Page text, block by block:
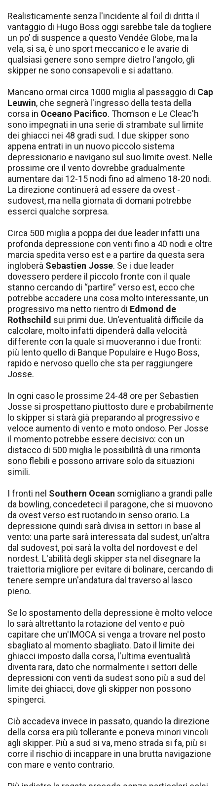
Realisticamente senza l'incidente al foil di dritta il
vantaggio di Hugo Boss oggi sarebbe tale da togliere
un po’ di suspence a questo Vendée Globe, ma la
vela, si sa, è uno sport meccanico e le avarie di
qualsiasi genere sono sempre dietro l'angolo, gli
skipper ne sono consapevoli e si adattano.
Mancano ormai circa 1000 miglia al passaggio di Cap
Leuwin, che segnerà l'ingresso della testa della
corsa in Oceano Pacifico. Thomson e Le Cleac'h
sono impegnati in una serie di strambate sul limite
dei ghiacci nei 48 gradi sud. I due skipper sono
appena entrati in un nuovo piccolo sistema
depressionario e navigano sul suo limite ovest. Nelle
prossime ore il vento dovrebbe gradualmente
aumentare dai 12-15 nodi fino ad almeno 18-20 nodi.
La direzione continuerà ad essere da ovest -
sudovest, ma nella giornata di domani potrebbe
esserci qualche sorpresa.
Circa 500 miglia a poppa dei due leader infatti una
profonda depressione con venti fino a 40 nodi e oltre
marcia spedita verso est e a partire da questa sera
ingloberà Sebastien Josse. Se i due leader
dovessero perdere il piccolo fronte con il quale
stanno cercando di “partire” verso est, ecco che
potrebbe accadere una cosa molto interessante, un
progressivo ma netto rientro di Edmond de
Rothschild sui primi due. Un'eventualità difficile da
calcolare, molto infatti dipenderà dalla velocità
differente con la quale si muoveranno i due fronti:
più lento quello di Banque Populaire e Hugo Boss,
rapido e nervoso quello che sta per raggiungere
Josse.
In ogni caso le prossime 24-48 ore per Sebastien
Josse si prospettano piuttosto dure e probabilmente
lo skipper si starà già preparando al progressivo e
veloce aumento di vento e moto ondoso. Per Josse
il momento potrebbe essere decisivo: con un
distacco di 500 miglia le possibilità di una rimonta
sono flebili e possono arrivare solo da situazioni
simili.
I fronti nel Southern Ocean somigliano a grandi palle
da bowling, concedeteci il paragone, che si muovono
da ovest verso est ruotando in senso orario. La
depressione quindi sarà divisa in settori in base al
vento: una parte sarà interessata dal sudest, un'altra
dal sudovest, poi sarà la volta del nordovest e del
nordest. L'abilità degli skipper sta nel disegnare la
traiettoria migliore per evitare di bolinare, cercando di
tenere sempre un'andatura dal traverso al lasco
pieno.
Se lo spostamento della depressione è molto veloce
lo sarà altrettanto la rotazione del vento e può
capitare che un'IMOCA si venga a trovare nel posto
sbagliato al momento sbagliato. Dato il limite dei
ghiacci imposto dalla corsa, l'ultima eventualità
diventa rara, dato che normalmente i settori delle
depressioni con venti da sudest sono più a sud del
limite dei ghiacci, dove gli skipper non possono
spingerci.
Ciò accadeva invece in passato, quando la direzione
della corsa era più tollerante e poneva minori vincoli
agli skipper. Più a sud si va, meno strada si fa, più si
corre il rischio di incappare in una brutta navigazione
con mare e vento contrario.